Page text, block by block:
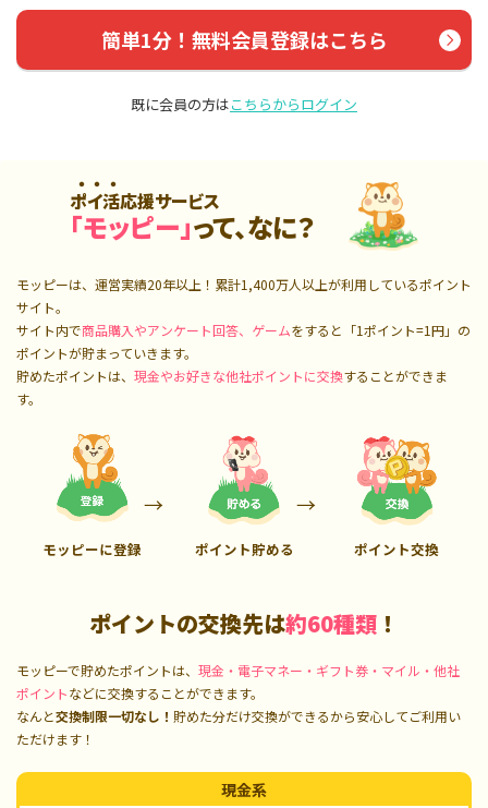
簡単1分！無料会員登録はこちら
既に会員の方はこちらからログイン
ポイ活応援サービス
「モッピー」って、なに？
モッピーは、運営実績20年以上！累計1,400万人以上が利用しているポイント
サイト。
サイト内で商品購入やアンケート回答、ゲームをすると「1ポイント=1円」の
ポイントが貯まっていきます。
貯めたポイントは、 現金やお好きな他社ポイントに交換することができま
す。
モッピーに登録 ポイント貯める ポイント交換
ポイントの交換先は約60種類 ！
モッピーで貯めたポイントは、 現金・電子マネー・ギフト券・マイル・他社
ポイントなどに交換することができます。
なんと交換制限一切なし！ 貯めた分だけ交換ができるから安心してご利用い
ただけます！
現金系